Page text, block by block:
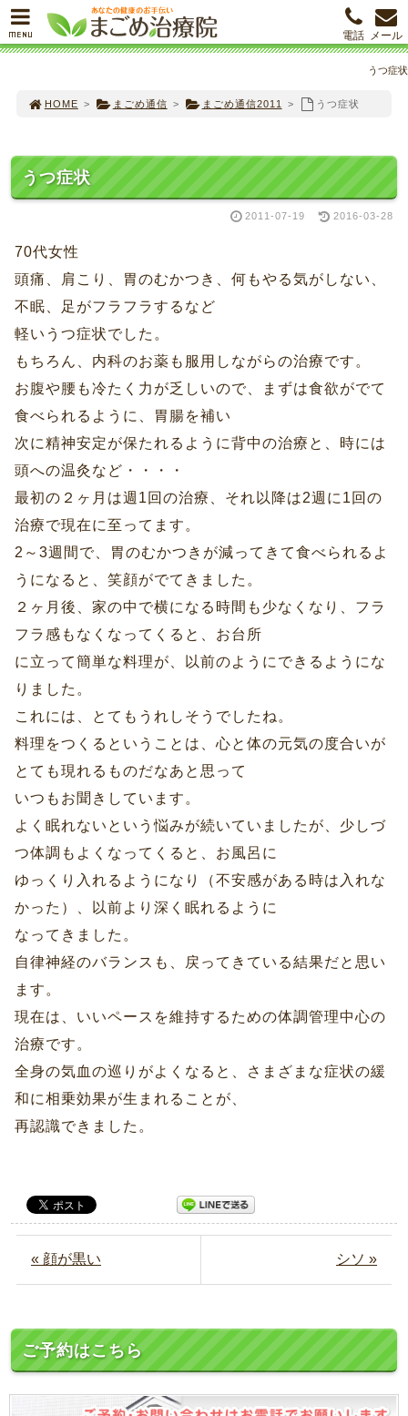
うつ症状
HOME > まごめ通信 > まごめ通信2011 > うつ症状
うつ症状
2011-07-19 2016-03-28
70代女性
頭痛、肩こり、胃のむかつき、何もやる気がしない、
不眠、足がフラフラするなど
軽いうつ症状でした。
もちろん、内科のお薬も服用しながらの治療です。
お腹や腰も冷たく力が乏しいので、まずは食欲がでて
食べられるように、胃腸を補い
次に精神安定が保たれるように背中の治療と、時には
頭への温灸など・・・・
最初の２ヶ月は週1回の治療、それ以降は2週に1回の
治療で現在に至ってます。
2～3週間で、胃のむかつきが減ってきて食べられるよ
うになると、笑顔がでてきました。
２ヶ月後、家の中で横になる時間も少なくなり、フラ
フラ感もなくなってくると、お台所
に立って簡単な料理が、以前のようにできるようにな
りました。
これには、とてもうれしそうでしたね。
料理をつくるということは、心と体の元気の度合いが
とても現れるものだなあと思って
いつもお聞きしています。
よく眠れないという悩みが続いていましたが、少しづ
つ体調もよくなってくると、お風呂に
ゆっくり入れるようになり（不安感がある時は入れな
かった）、以前より深く眠れるように
なってきました。
自律神経のバランスも、戻ってきている結果だと思い
ます。
現在は、いいペースを維持するための体調管理中心の
治療です。
全身の気血の巡りがよくなると、さまざまな症状の緩
和に相乗効果が生まれることが、
再認識できました。
« 顔が黒い シソ »
ご予約はこちら
MENU メール
電話